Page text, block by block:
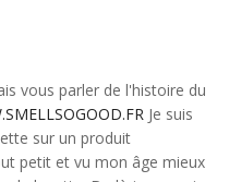
vous parler de l'histoire du
Je suis
sur un produit
petit et vu mon âge mieux